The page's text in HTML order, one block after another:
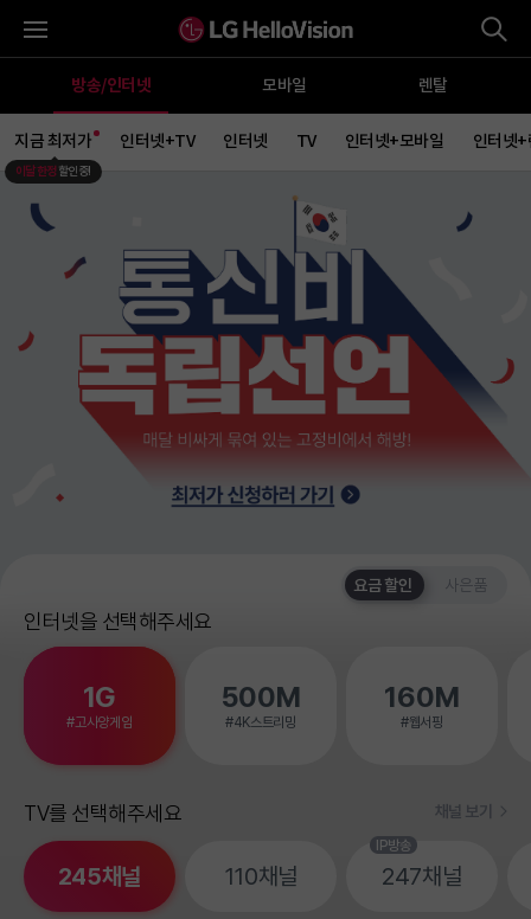
방송/인터넷 모바일 렌탈
지금 최저가 인터넷+TV 인터넷 TV 인터넷+모바일 인터넷+
이달 한정할인중!
요금 할인 사은품
인터넷을 선택해주세요
1G
#고사양게임
500M
#4K스트리밍
160M
#웹서핑
TV를 선택해주세요 채널 보기
245채널 110채널 247채널
IP방송